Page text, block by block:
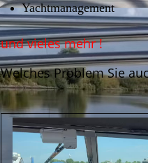
Yachtmanagement
und vieles mehr !
Welches Problem Sie